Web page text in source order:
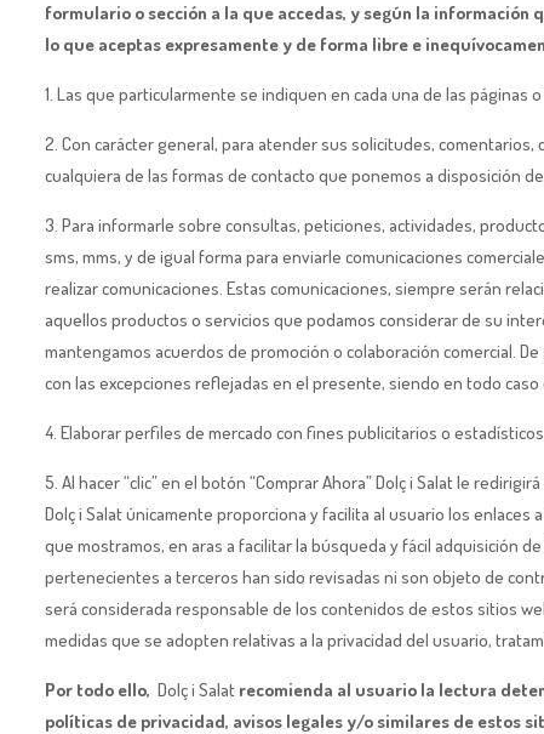
formulario o sección a la que accedas, y según la
lo que aceptas expresamente y de forma libre e
1. Las que particularmente se indiquen en cada una de las
2. Con carácter general, para atender sus solicitudes,
cualquiera de las formas de contacto que ponemos a disposición
3. Para informarle sobre consultas, peticiones, actividades,
sms, mms, y de igual forma para enviarle comunicaciones
realizar comunicaciones. Estas comunicaciones, siempre serán
aquellos productos o servicios que podamos considerar de su
mantengamos acuerdos de promoción o colaboración comercial.
con las excepciones reflejadas en el presente, siendo en todo
4. Elaborar perfiles de mercado con fines publicitarios o
5. Al hacer “clic” en el botón “Comprar Ahora” Dolç i Salat le
Dolç i Salat únicamente proporciona y facilita al usuario los
que mostramos, en aras a facilitar la búsqueda y fácil adquisición
pertenecientes a terceros han sido revisadas ni son objeto de
será considerada responsable de los contenidos de estos sitios
medidas que se adopten relativas a la privacidad del usuario,
Por todo ello, Dolç i Salat recomienda al usuario la lectura
políticas de privacidad, avisos legales y/o similares de estos